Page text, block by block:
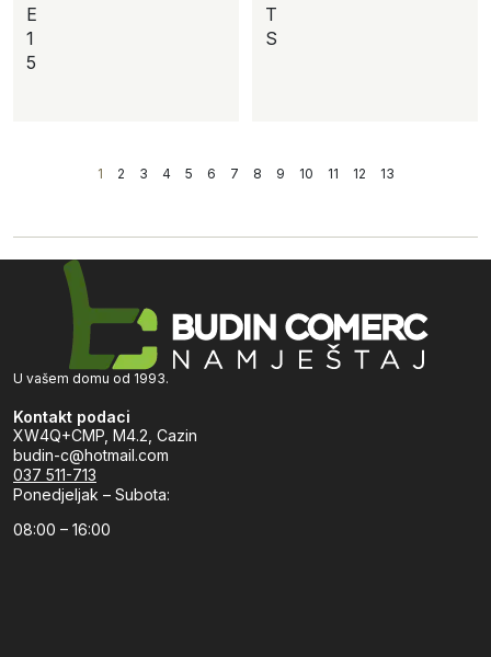
E
1
5
T
S
1 2 3 4 5 6 7 8 9 10 11 12 13
U vašem domu od 1993.
Kontakt podaci
XW4Q+CMP, M4.2, Cazin
budin-c@hotmail.com
037 511-713
Ponedjeljak – Subota:
08:00 – 16:00